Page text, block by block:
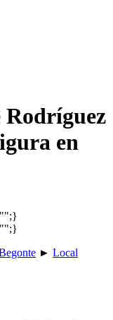
Rodríguez
en
► Local